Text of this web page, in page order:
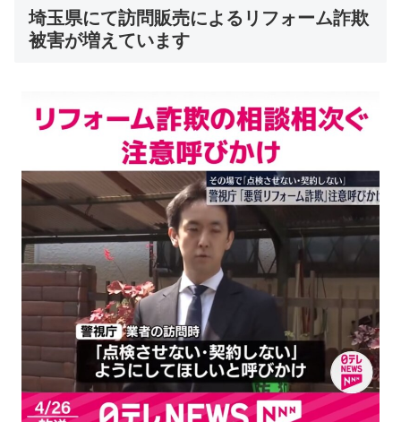
埼玉県にて訪問販売によるリフォーム詐欺
被害が増えています